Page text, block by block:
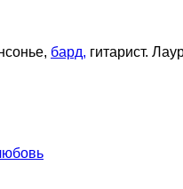
бард, гитарист.